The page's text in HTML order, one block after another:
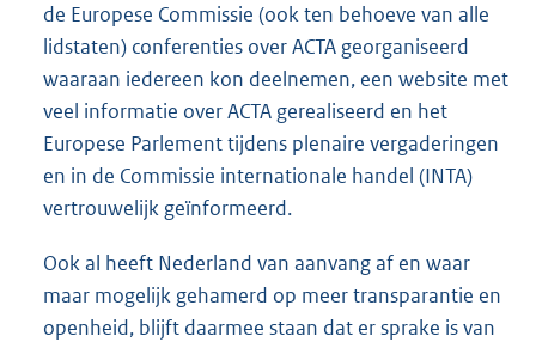
de Europese Commissie (ook ten behoeve van alle
lidstaten) conferenties over ACTA georganiseerd
waaraan iedereen kon deelnemen, een website met
veel informatie over ACTA gerealiseerd en het
Europese Parlement tijdens plenaire vergaderingen
en in de Commissie internationale handel (INTA)
vertrouwelijk geïnformeerd.
Ook al heeft Nederland van aanvang af en waar
maar mogelijk gehamerd op meer transparantie en
openheid, blijft daarmee staan dat er sprake is van